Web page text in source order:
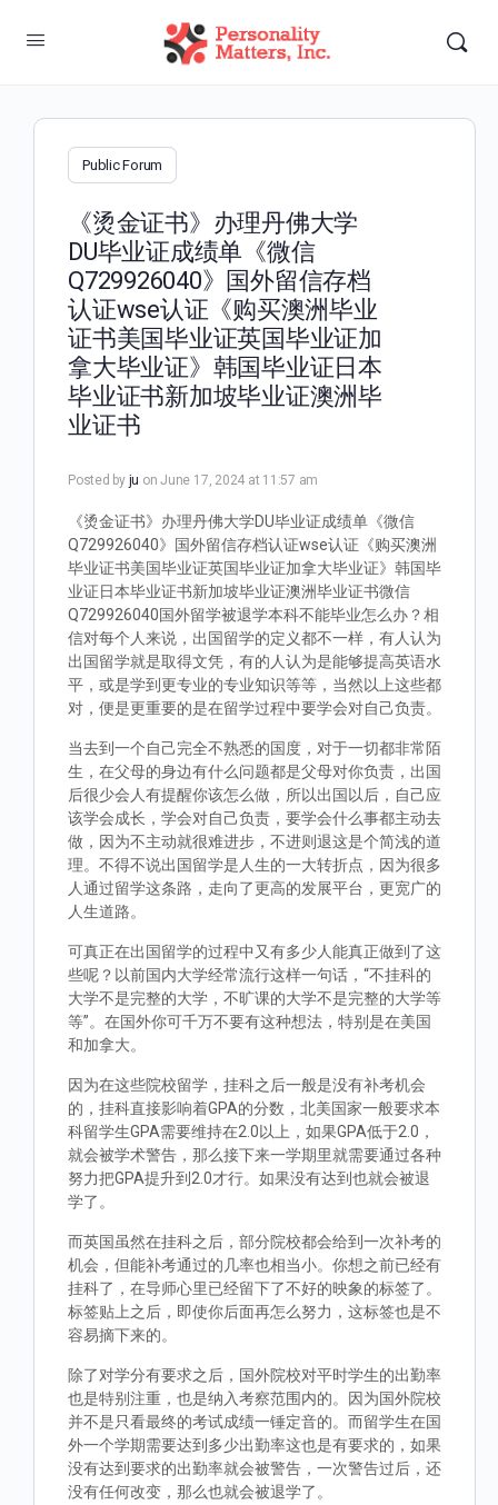
Public Forum
《烫金证书》办理丹佛大学
DU毕业证成绩单《微信
Q729926040》国外留信存档
认证wse认证《购买澳洲毕业
证书美国毕业证英国毕业证加
拿大毕业证》韩国毕业证日本
毕业证书新加坡毕业证澳洲毕
业证书
Posted by ju on June 17, 2024 at 11:57 am
《烫金证书》办理丹佛大学DU毕业证成绩单《微信
Q729926040》国外留信存档认证wse认证《购买澳洲
毕业证书美国毕业证英国毕业证加拿大毕业证》韩国毕
业证日本毕业证书新加坡毕业证澳洲毕业证书微信
Q729926040国外留学被退学本科不能毕业怎么办？相
信对每个人来说，出国留学的定义都不一样，有人认为
出国留学就是取得文凭，有的人认为是能够提高英语水
平，或是学到更专业的专业知识等等，当然以上这些都
对，便是更重要的是在留学过程中要学会对自己负责。
当去到一个自己完全不熟悉的国度，对于一切都非常陌
生，在父母的身边有什么问题都是父母对你负责，出国
后很少会人有提醒你该怎么做，所以出国以后，自己应
该学会成长，学会对自己负责，要学会什么事都主动去
做，因为不主动就很难进步，不进则退这是个简浅的道
理。不得不说出国留学是人生的一大转折点，因为很多
人通过留学这条路，走向了更高的发展平台，更宽广的
人生道路。
可真正在出国留学的过程中又有多少人能真正做到了这
些呢？以前国内大学经常流行这样一句话，“不挂科的
大学不是完整的大学，不旷课的大学不是完整的大学等
等”。在国外你可千万不要有这种想法，特别是在美国
和加拿大。
因为在这些院校留学，挂科之后一般是没有补考机会
的，挂科直接影响着GPA的分数，北美国家一般要求本
科留学生GPA需要维持在2.0以上，如果GPA低于2.0，
就会被学术警告，那么接下来一学期里就需要通过各种
努力把GPA提升到2.0才行。如果没有达到也就会被退
学了。
而英国虽然在挂科之后，部分院校都会给到一次补考的
机会，但能补考通过的几率也相当小。你想之前已经有
挂科了，在导师心里已经留下了不好的映象的标签了。
标签贴上之后，即使你后面再怎么努力，这标签也是不
容易摘下来的。
除了对学分有要求之后，国外院校对平时学生的出勤率
也是特别注重，也是纳入考察范围内的。因为国外院校
并不是只看最终的考试成绩一锤定音的。而留学生在国
外一个学期需要达到多少出勤率这也是有要求的，如果
没有达到要求的出勤率就会被警告，一次警告过后，还
没有任何改变，那么也就会被退学了。